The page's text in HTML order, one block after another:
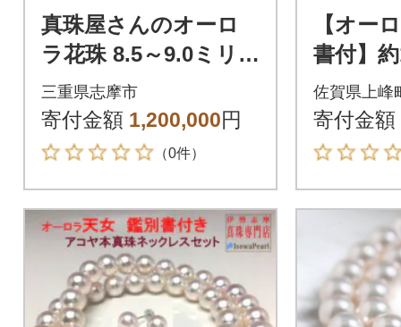
真珠屋さんのオーロ
ラ花珠 8.5～9.0ミリ
アコヤ本真珠ネック
レス ピアスセット
三重県志摩市
寄付金額 1,200,000円
（0件）
【オー
書付】
コヤ真
ス・イ
ト(上峰
佐賀県上峰
寄付金額